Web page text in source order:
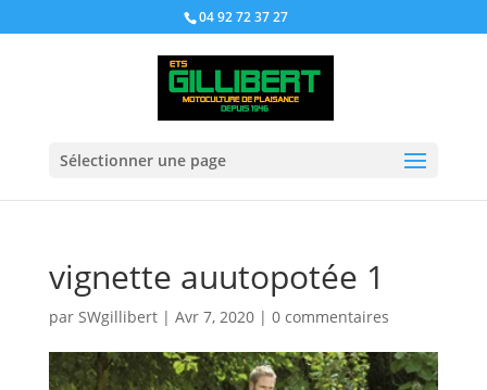
04 92 72 37 27
Sélectionner une page
vignette auutopotée 1
par SWgillibert| Avr 7, 2020| 0 commentaires